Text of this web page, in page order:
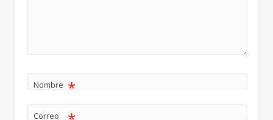
Nombre *
Correo